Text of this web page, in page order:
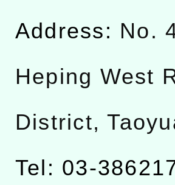
Address: No.
Heping West
District,
Tel: 03-